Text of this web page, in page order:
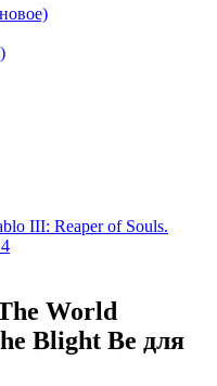
III: Reaper of Souls.
World
Blight Be для